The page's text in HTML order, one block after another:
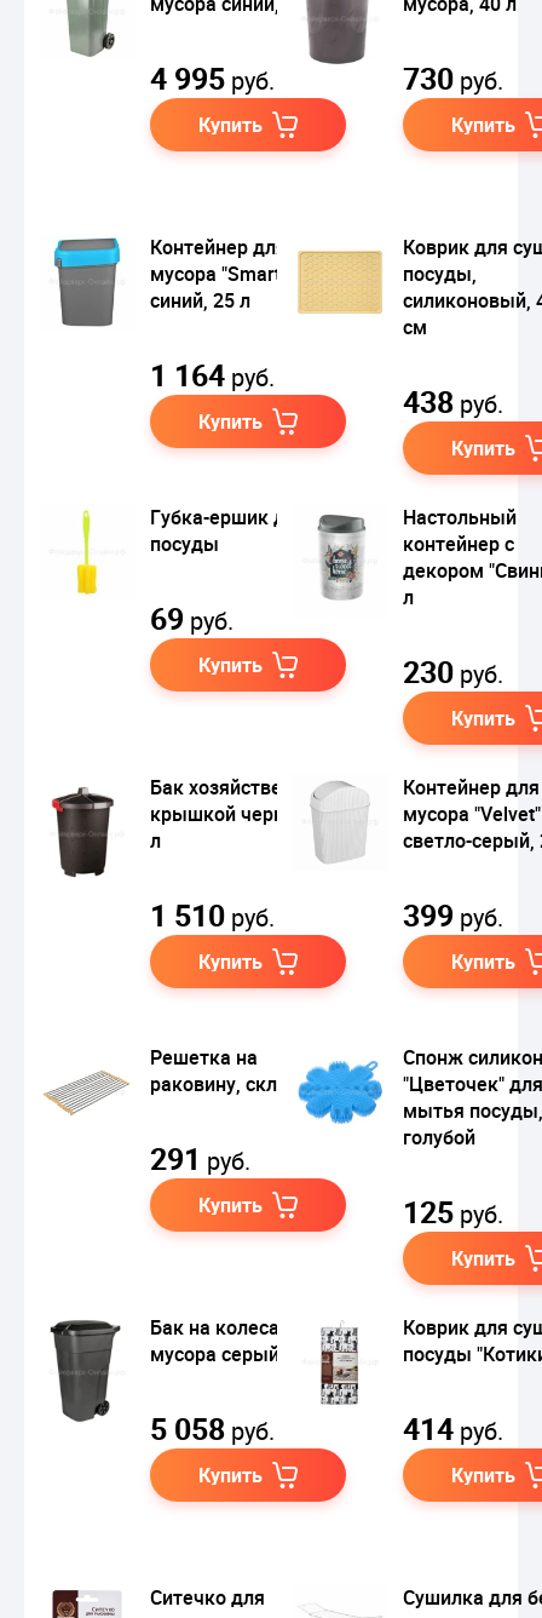
4 995 руб.
Купить
730 руб.
Купить
Контейнер для
мусора "Smart Bin"
синий, 25 л
1 164 руб.
Купить
Коврик для
посуды,
силиконовый,
см
438 руб.
Купить
Губка-ершик для
посуды
69 руб.
Купить
Настольный
контейнер с
декором
л
230 руб.
Купить
Бак хозяйственный с
крышкой черный, 45
л
1 510 руб.
Купить
Контейнер для
мусора "Velvet"
светло-серый,
399 руб.
Купить
Решетка на
раковину, складная
291 руб.
Купить
Спонж
"Цветочек" для
мытья посуды,
голубой
125 руб.
Купить
Бак на колесах для
мусора серый, 110 л
5 058 руб.
Купить
Коврик для
посуды
414 руб.
Купить
Ситечко для
Сушилка для